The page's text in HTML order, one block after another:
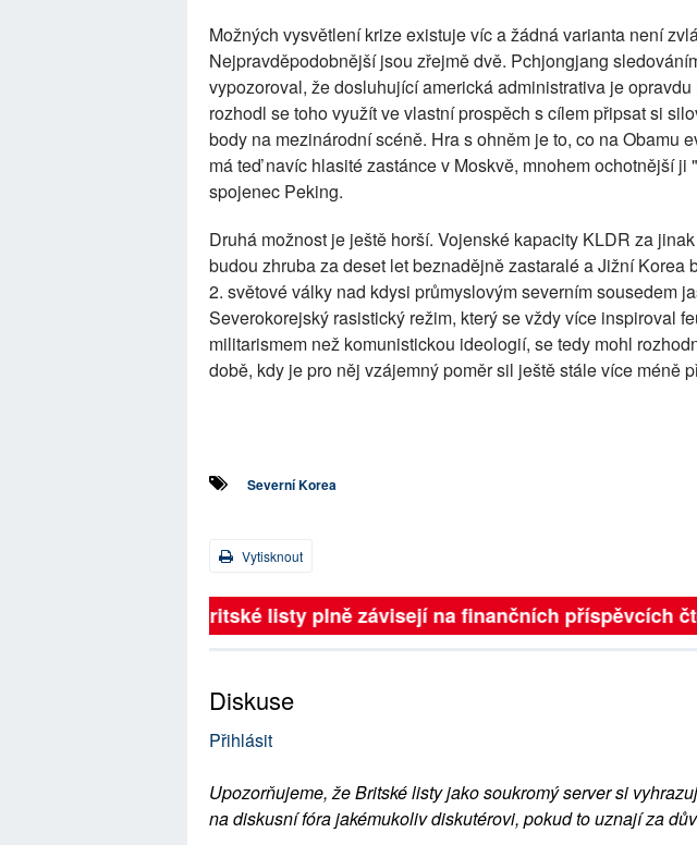
Možných vysvětlení krize existuje víc a žádná varianta není
Nejpravděpodobnější jsou zřejmě dvě. Pchjongjang
vypozoroval, že dosluhující americká administrativa je
rozhodl se toho využít ve vlastní prospěch s cílem připsat si
body na mezinárodní scéně. Hra s ohněm je to, co na Obamu
má teď navíc hlasité zastánce v Moskvě, mnohem ochotnější ji
spojenec Peking.
Druhá možnost je ještě horší. Vojenské kapacity KLDR za
budou zhruba za deset let beznadějně zastaralé a Jižní Korea
2. světové války nad kdysi průmyslovým severním sousedem
Severokorejský rasistický režim, který se vždy více inspiroval
militarismem než komunistickou ideologií, se tedy mohl
době, kdy je pro něj vzájemný poměr sil ještě stále více méně
Severní Korea
Vytisknout
Britské listy plně závisejí na finančních příspěvcích
Diskuse
Přihlásit
Upozorňujeme, že Britské listy jako soukromý server si
na diskusní fóra jakémukoliv diskutérovi, pokud to uznají za